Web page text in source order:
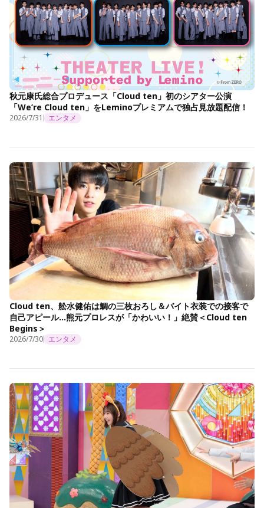
秋元康氏総合プロデュース「Cloud ten」初のシアター公演
「We’re Cloud ten」をLeminoプレミアムで独占見放題配信！
2026/7/31 エンタメ
Cloud ten、舩水健佑は鯛の三枚おろし＆バイト衣装での接客で
自己アピール…熊元プロレスが「かわいい！」絶賛＜Cloud ten
Begins＞
2026/7/30 エンタメ